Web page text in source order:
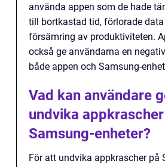
använda appen som de hade
till bortkastad tid, förlorade
försämring av produktiviteten.
också ge användarna en
både appen och Samsung-
Vad kan användare
undvika
Samsung-enheter?
För att undvika appkrascher på